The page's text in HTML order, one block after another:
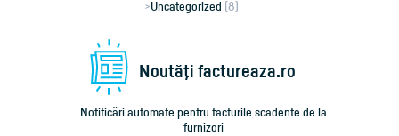
Uncategorized (8)
Noutăţi factureaza.ro
Notificări automate pentru facturile scadente de la
furnizori